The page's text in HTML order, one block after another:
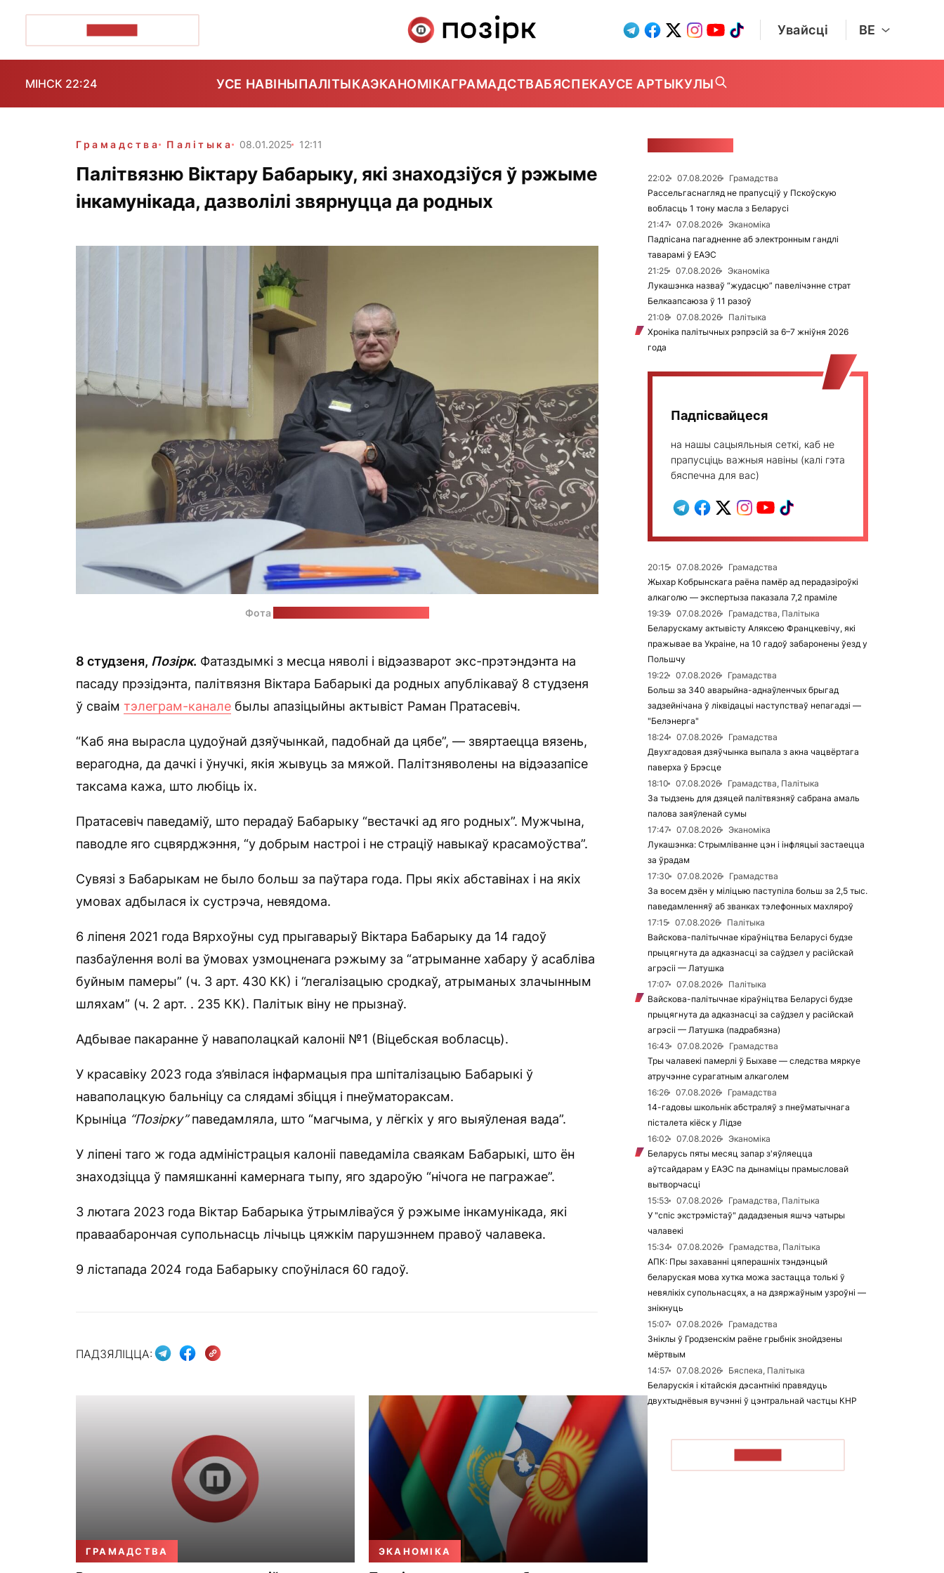
Увайсці BE
МІНСК 22:24 УСЕ НАВІНЫПАЛІТЫКАЭКАНОМІКАГРАМАДСТВАБЯСПЕКАУСЕ АРТЫКУЛЫ
Грамадства Палітыка 08.01.2025 12:11
Палітвязню Віктару Бабарыку, які знаходзіўся ў рэжыме
інкамунікада, дазволілі звярнуцца да родных
Фота
8 студзеня, Позірк. Фатаздымкі з месца няволі і відэазварот экс-прэтэндэнта на
пасаду прэзідэнта, палітвязня Віктара Бабарыкі да родных апублікаваў 8 студзеня
ў сваім тэлеграм-канале былы апазіцыйны актывіст Раман Пратасевіч.
“Каб яна вырасла цудоўнай дзяўчынкай, падобнай да цябе”, — звяртаецца вязень,
верагодна, да дачкі і ўнучкі, якія жывуць за мяжой. Палітзняволены на відэазапісе
таксама кажа, што любіць іх.
Пратасевіч паведаміў, што перадаў Бабарыку “вестачкі ад яго родных”. Мужчына,
паводле яго сцвярджэння, “у добрым настроі і не страціў навыкаў красамоўства”.
Сувязі з Бабарыкам не было больш за паўтара года. Пры якіх абставінах і на якіх
умовах адбылася іх сустрэча, невядома.
6 ліпеня 2021 года Вярхоўны суд прыгаварыў Віктара Бабарыку да 14 гадоў
пазбаўлення волі ва ўмовах узмоцненага рэжыму за “атрыманне хабару ў асабліва
буйным памеры” (ч. 3 арт. 430 КК) і “легалізацыю сродкаў, атрыманых злачынным
шляхам” (ч. 2 арт. . 235 КК). Палітык віну не прызнаў.
Адбывае пакаранне ў наваполацкай калоніі №1 (Віцебская вобласць).
У красавіку 2023 года з’явілася інфармацыя пра шпіталізацыю Бабарыкі ў
наваполацкую бальніцу са слядамі збіцця і пнеўматораксам.
Крыніца “Позірку”паведамляла, што “магчыма, у лёгкіх у яго выяўленая вада”.
У ліпені таго ж года адміністрацыя калоніі паведаміла сваякам Бабарыкі, што ён
знаходзіцца ў памяшканні камернага тыпу, яго здароўю “нічога не пагражае”.
З лютага 2023 года Віктар Бабарыка ўтрымліваўся ў рэжыме інкамунікада, які
праваабарончая супольнасць лічыць цяжкім парушэннем правоў чалавека.
9 лістапада 2024 года Бабарыку споўнілася 60 гадоў.
ПАДЗЯЛІЦЦА:
ГРАМАДСТВА ЭКАНОМІКА
22:02 07.08.2026
Грамадства
Рассельгаснагляд не прапусціў у Пскоўскую
вобласць 1 тону масла з Беларусі
21:47
07.08.2026
Эканоміка
Падпісана пагадненне аб электронным гандлі
таварамі ў ЕАЭС
21:25
07.08.2026
Эканоміка
Лукашэнка назваў “жудасцю” павелічэнне страт
Белкаапсаюза ў 11 разоў
21:08
07.08.2026
Палітыка
Хроніка палітычных рэпрэсій за 6–7 жніўня 2026
года
Падпісвайцеся
на нашы сацыяльныя сеткі, каб не
прапусціць важныя навіны (калі гэта
бяспечна для вас)
20:15 07.08.2026
Грамадства
Жыхар Кобрынскага раёна памёр ад перадазіроўкі
алкаголю — экспертыза паказала 7,2 праміле
19:39
07.08.2026
Грамадства, Палітыка
Беларускаму актывісту Аляксею Францкевічу, які
пражывае ва Украіне, на 10 гадоў забаронены ўезд у
Польшчу
19:22
07.08.2026
Грамадства
Больш за 340 аварыйна-аднаўленчых брыгад
задзейнічана ў ліквідацыі наступстваў непагадзі —
"Белэнерга"
18:24
07.08.2026
Грамадства
Двухгадовая дзяўчынка выпала з акна чацвёртага
паверха ў Брэсце
18:10
07.08.2026
Грамадства, Палітыка
За тыдзень для дзяцей палітвязняў сабрана амаль
палова заяўленай сумы
17:47
07.08.2026
Эканоміка
Лукашэнка: Стрымліванне цэн і інфляцыі застаецца
за ўрадам
17:30
07.08.2026
Грамадства
За восем дзён у міліцыю паступіла больш за 2,5 тыс.
паведамленняў аб званках тэлефонных махляроў
17:15
07.08.2026
Палітыка
Вайскова-палітычнае кіраўніцтва Беларусі будзе
прыцягнута да адказнасці за саўдзел у расійскай
агрэсіі — Латушка
17:07
07.08.2026
Палітыка
Вайскова-палітычнае кіраўніцтва Беларусі будзе
прыцягнута да адказнасці за саўдзел у расійскай
агрэсіі — Латушка (падрабязна)
16:43
07.08.2026
Грамадства
Тры чалавекі памерлі ў Быхаве — следства мяркуе
атручэнне сурагатным алкаголем
16:26
07.08.2026
Грамадства
14-гадовы школьнік абстраляў з пнеўматычнага
пісталета кіёск у Лідзе
16:02
07.08.2026
Эканоміка
Беларусь пяты месяц запар з'яўляецца
аўтсайдарам у ЕАЭС па дынаміцы прамысловай
вытворчасці
15:53
07.08.2026
Грамадства, Палітыка
У "спіс экстрэмістаў" дададзеныя яшчэ чатыры
чалавекі
15:34
07.08.2026
Грамадства, Палітыка
АПК: Пры захаванні цяперашніх тэндэнцый
беларуская мова хутка можа застацца толькі ў
невялікіх супольнасцях, а на дзяржаўным узроўні —
знікнуць
15:07
07.08.2026
Грамадства
Зніклы ў Гродзенскім раёне грыбнік знойдзены
мёртвым
14:57
07.08.2026
Бяспека, Палітыка
Беларускія і кітайскія дэсантнікі правядуць
двухтыднёвыя вучэнні ў цэнтральнай частцы КНР